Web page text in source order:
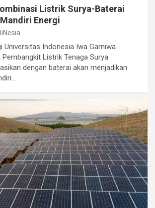
Listrik Surya-Baterai
Energi
Universitas Indonesia Iwa Garniwa
Listrik Tenaga Surya
dengan baterai akan menjadikan